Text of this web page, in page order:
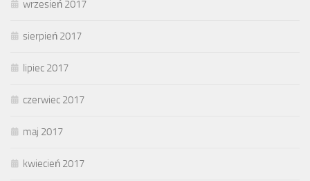
wrzesień 2017
sierpień 2017
lipiec 2017
czerwiec 2017
maj 2017
kwiecień 2017